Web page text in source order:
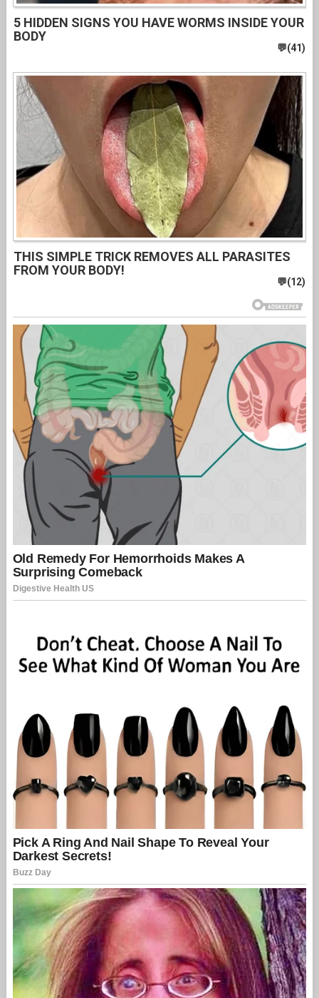
5 HIDDEN SIGNS YOU HAVE WORMS INSIDE YOUR
BODY
THIS SIMPLE TRICK REMOVES ALL PARASITES
FROM YOUR BODY!